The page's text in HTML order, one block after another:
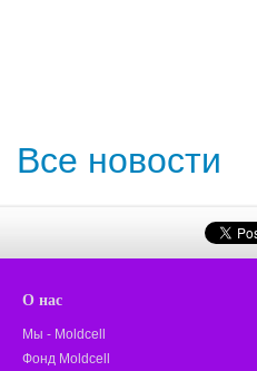
Все новости
О нас
Мы - Moldcell
Фонд Moldcell